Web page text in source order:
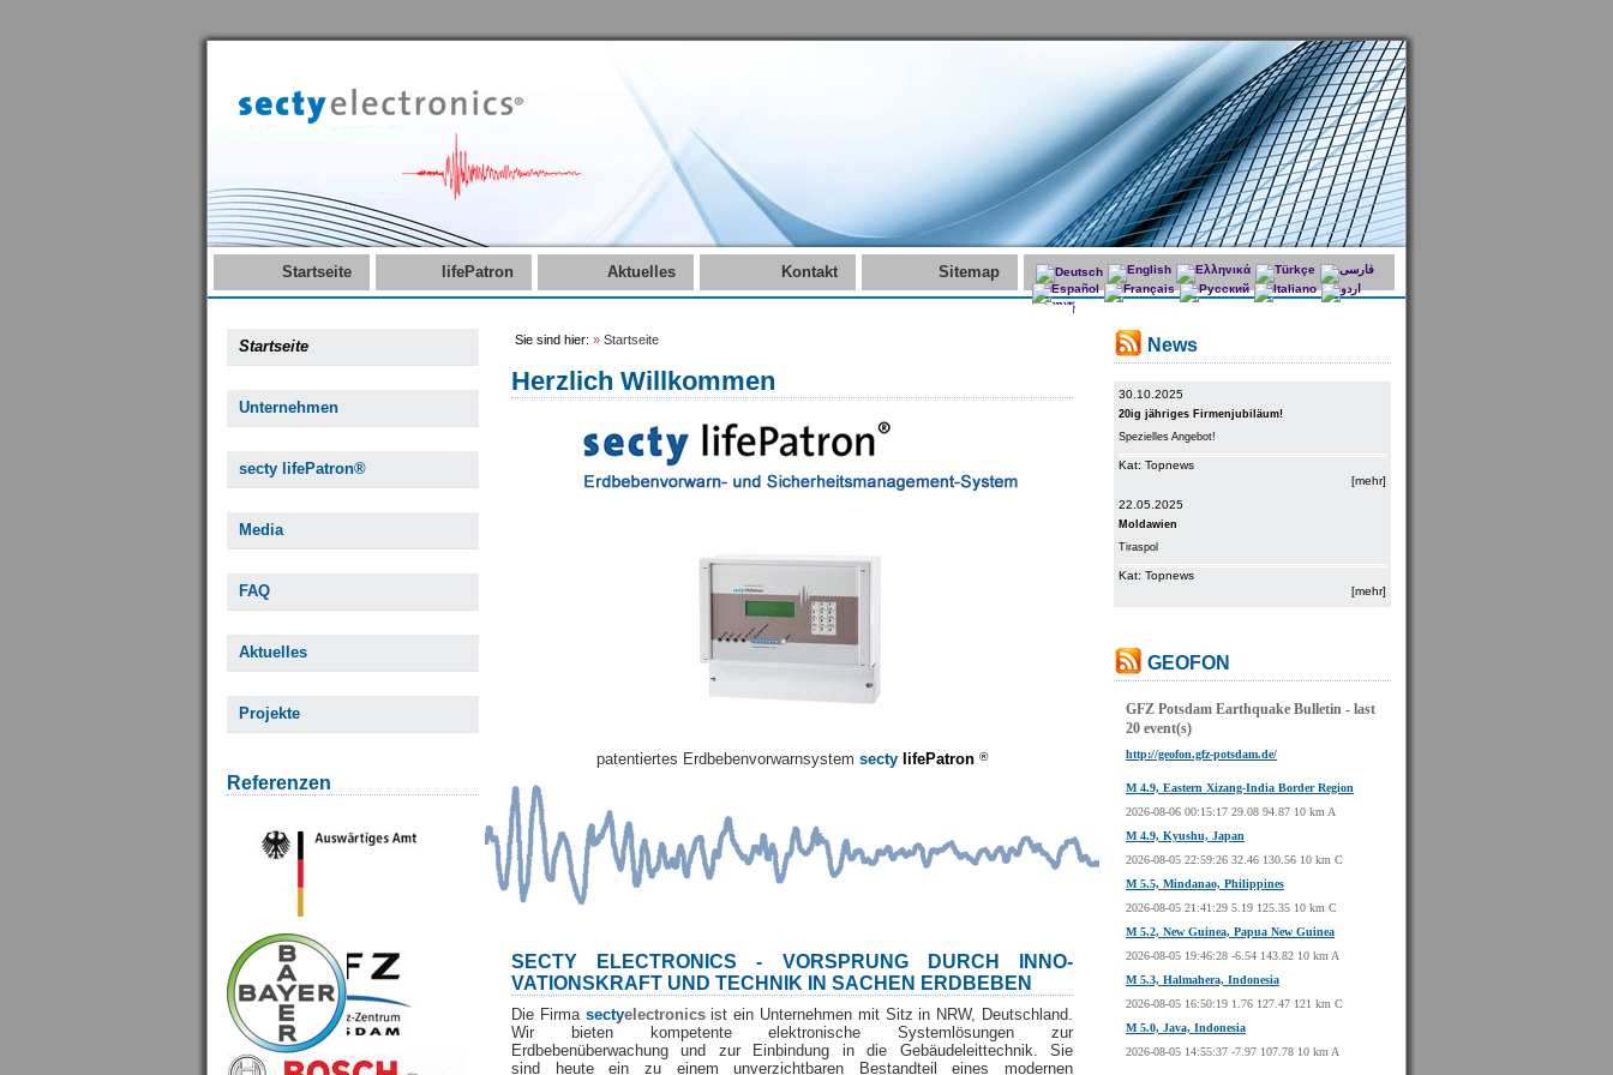
Startseite lifePatron Aktuelles Kontakt Sitemap
Startseite
Unternehmen
secty lifePatron®
Media
FAQ
Aktuelles
Projekte
Referenzen
Sie sind hier: » Startseite
Herzlich Willkommen
patentiertes Erdbebenvorwarnsystem secty lifePatron ®
SECTY ELECTRONICS - VORSPRUNG DURCH INNO-
VATIONSKRAFT UND TECHNIK IN SACHEN ERDBEBEN
Die Firma sectyelectronicsist ein Unternehmen mit Sitz in NRW, Deutschland.
Wir bieten kompetente elektronische Systemlösungen zur
Erdbebenüberwachung und zur Einbindung in die Gebäudeleittechnik. Sie
sind heute ein zu einem unverzichtbaren Bestandteil eines modernen
News
30.10.2025
20ig jähriges Firmenjubiläum!
Spezielles Angebot!
Kat: Topnews
[mehr]
22.05.2025
Moldawien
Tiraspol
Kat: Topnews
[mehr]
GEOFON
GFZ Potsdam Earthquake Bulletin - last
20 event(s)
http://geofon.gfz-potsdam.de/
M 4.9, Eastern Xizang-India Border Region
2026-08-06 00:15:17 29.08 94.87 10 km A
M 4.9, Kyushu, Japan
2026-08-05 22:59:26 32.46 130.56 10 km C
M 5.5, Mindanao, Philippines
2026-08-05 21:41:29 5.19 125.35 10 km C
M 5.2, New Guinea, Papua New Guinea
2026-08-05 19:46:28 -6.54 143.82 10 km A
M 5.3, Halmahera, Indonesia
2026-08-05 16:50:19 1.76 127.47 121 km C
M 5.0, Java, Indonesia
2026-08-05 14:55:37 -7.97 107.78 10 km A